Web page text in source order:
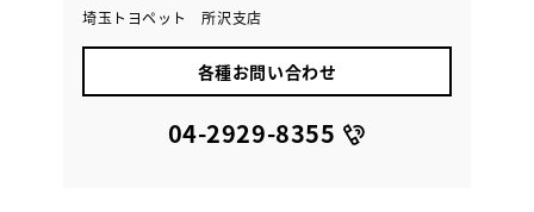
埼玉トヨペット 所沢支店
各種お問い合わせ
04-2929-8355